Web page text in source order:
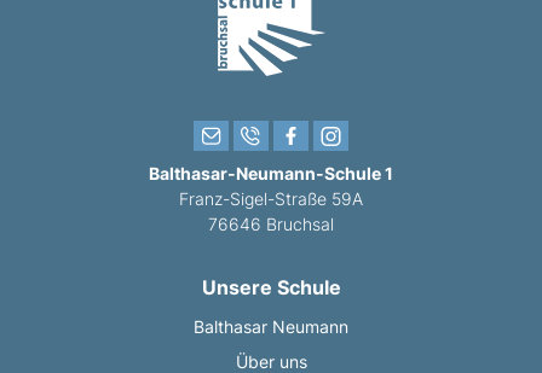
Balthasar-Neumann-Schule 1
Franz-Sigel-Straße 59A
76646 Bruchsal
Unsere Schule
Balthasar Neumann
Über uns